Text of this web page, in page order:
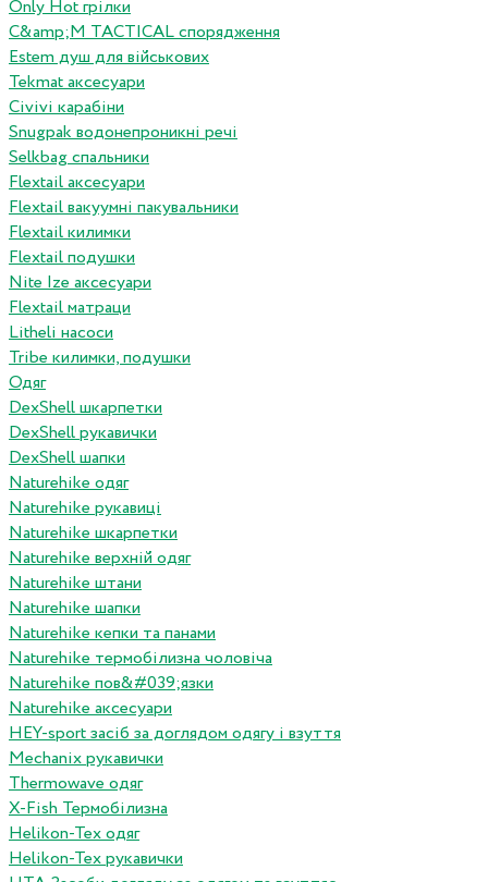
Only Hot грілки
C&amp;M TACTICAL спорядження
Estem душ для військових
Tekmat аксесуари
Сivivi карабіни
Snugpak водонепроникні речі
Selkbag спальники
Flextail аксесуари
Flextail вакуумні пакувальники
Flextail килимки
Flextail подушки
Nite Ize аксесуари
Flextail матраци
Litheli насоси
Tribe килимки, подушки
Одяг
DexShell шкарпетки
DexShell рукавички
DexShell шапки
Naturehike одяг
Naturehike рукавиці
Naturehike шкарпетки
Naturehike верхній одяг
Naturehike штани
Naturehike шапки
Naturehike кепки та панами
Naturehike термобілизна чоловіча
Naturehike пов&#039;язки
Naturehike аксесуари
HEY-sport засіб за доглядом одягу і взуття
Mechanix рукавички
Thermowave одяг
X-Fish Термобілизна
Helikon-Tex одяг
Helikon-Tex рукавички